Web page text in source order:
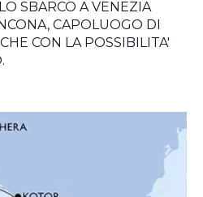
SBARCO A VENEZIA
CAPOLUOGO DI
CON LA POSSIBILITA'